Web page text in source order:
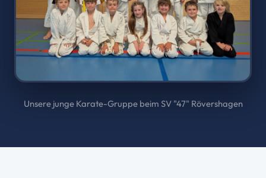
Unsere junge Karate-Gruppe beim SV "47" Rövershagen